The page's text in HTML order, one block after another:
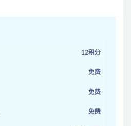
12积分
免费
免费
免费